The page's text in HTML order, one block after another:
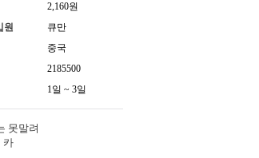
2,160원
원
큐만
중국
2185500
1일 ~ 3일
못말려
카